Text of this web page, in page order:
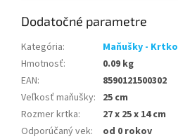
Dodatočné parametre
Kategória:
Maňušky - Krtko
Hmotnosť:
0.09 kg
EAN:
8590121500302
Veľkosť maňušky: 25 cm
Rozmer krtka:
27 x 25 x 14 cm
Odporúčaný vek:
od 0 rokov